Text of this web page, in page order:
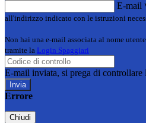
E-mail
all'indirizzo indicato con le istruzioni
Non hai una e-mail associata al nome
tramite la Login Spaggiari
E-mail inviata, si prega di controllare
Errore
Chiudi